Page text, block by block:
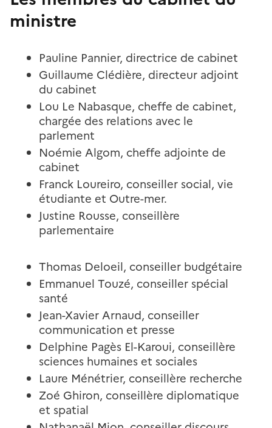
ministre
Pauline Pannier, directrice de cabinet
Guillaume Clédière, directeur adjoint
du cabinet
Lou Le Nabasque, cheffe de cabinet,
chargée des relations avec le
parlement
Noémie Algom, cheffe adjointe de
cabinet
Franck Loureiro, conseiller social, vie
étudiante et Outre-mer.
Justine Rousse, conseillère
parlementaire
Thomas Deloeil, conseiller budgétaire
Emmanuel Touzé, conseiller spécial
santé
Jean-Xavier Arnaud, conseiller
communication et presse
Delphine Pagès El-Karoui, conseillère
sciences humaines et sociales
Laure Ménétrier, conseillère recherche
Zoé Ghiron, conseillère diplomatique
et spatial